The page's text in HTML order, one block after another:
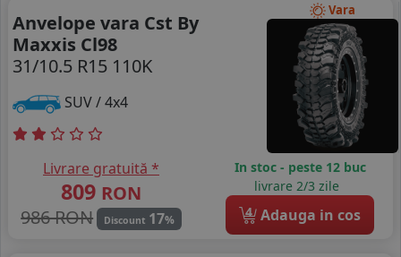
Vara
Anvelope vara Cst By
Maxxis Cl98
31/10.5 R15 110K
SUV / 4x4
Livrare gratuită *
809 RON
986 RON
Discount 17%
In stoc - peste 12 buc
livrare 2/3 zile
4 Adauga in cos